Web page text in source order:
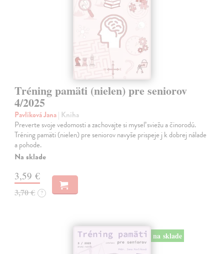
Tréning pamäti (nielen) pre seniorov
4/2025
Pavlíková Jana| Kniha
Preverte svoje vedomosti a zachovajte si myseľ sviežu a činorodú.
Tréning pamäti (nielen) pre seniorov navyše prispeje j k dobrej nálade
a pohode.
Na sklade
3,59 €
3,70 € ?
na sklade